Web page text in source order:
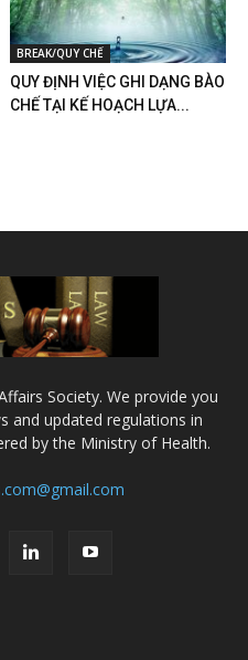
BREAK/QUY CHẾ
QUY ĐỊNH VIỆC GHI DẠNG BÀO
CHẾ TẠI KẾ HOẠCH LỰA...
Society. We provide you
and updated regulations in
by the Ministry of Health.